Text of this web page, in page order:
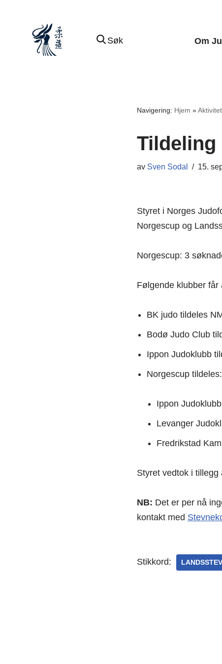
innholdet
Søk Om
Navigering: Hjem »Aktivitet
Tildeling
av Sven Sodal 15.
Styret i Norges
Norgescup og
Norgescup: 3
Følgende klubber
BK judo tildeles
Bodø Judo Club
Ippon Judoklubb
Norgescup tildeles:
Ippon Judoklubb
Levanger
Fredrikstad
Styret vedtok i
NB: Det er per nå
kontakt med
Stikkord: